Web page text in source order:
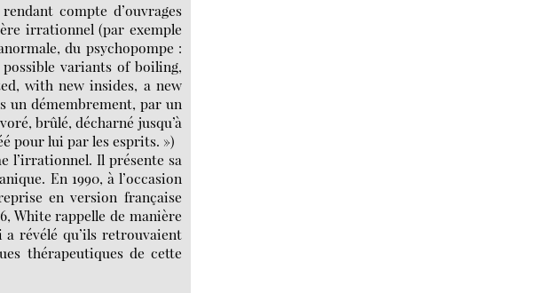
compte d’ouvrages
irrationnel (par exemple
du psychopompe :
variants of boiling,
with new insides, a new
un démembrement, par un
brûlé, décharné jusqu’à
pour lui par les esprits. »)
l’irrationnel. Il présente sa
En 1990, à l’occasion
en version française
White rappelle de manière
révélé qu’ils retrouvaient
thérapeutiques de cette